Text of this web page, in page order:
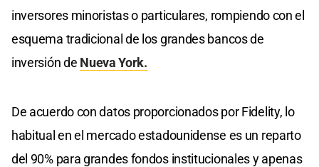
inversores minoristas o particulares, rompiendo con el
esquema tradicional de los grandes bancos de
inversión de Nueva York.
De acuerdo con datos proporcionados por Fidelity, lo
habitual en el mercado estadounidense es un reparto
del 90% para grandes fondos institucionales y apenas